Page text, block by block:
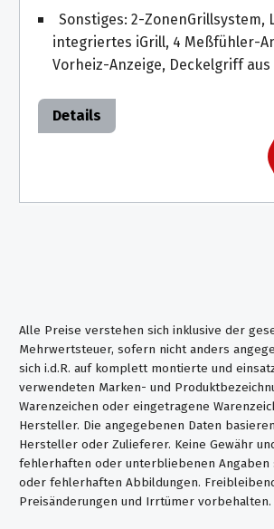
Sonstiges: 2-Zonen­Grillsystem,
integriertes iGrill, 4 Meßfühler-
Vorheiz-Anzeige, Deckelgriff
Details
Alle Preise verstehen sich inklusive der
Mehrwertsteuer, sofern nicht anders
sich i.d.R. auf komplett montierte und
verwendeten Marken- und
Warenzeichen oder eingetragene
Hersteller. Die angegebenen Daten
Hersteller oder Zulieferer. Keine Gewähr
fehlerhaften oder unterbliebenen Angaben
oder fehlerhaften Abbildungen.
Preisänderungen und Irrtümer vorbehalten.